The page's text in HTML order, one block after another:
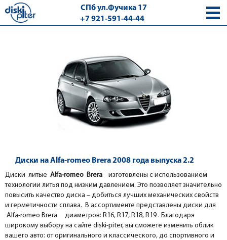
СПб ул.Фучика 17
+7 921-591-44-44
Диски на Alfa-romeo Brera 2008 года выпуска 2.2
Диски литые Alfa-romeo Brera изготовлены с использованием
технологии литья под низким давлением. Это позволяет значительно
повысить качество диска – добиться лучших механических свойств
и герметичности сплава. В ассортименте представлены диски для
Alfa-romeo Brera диаметров: R16, R17, R18, R19 . Благодаря
широкому выбору на сайте diski-piter, вы сможете изменить облик
вашего авто: от оригинального и классического, до спортивного и